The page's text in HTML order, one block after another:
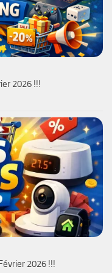
2026 !!!
2026 !!!